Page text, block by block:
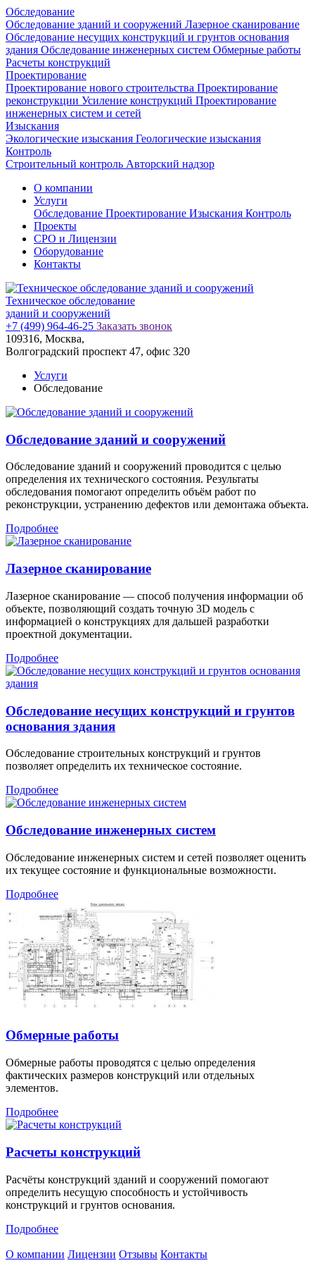
Обследование
Обследование зданий и сооружений Лазерное сканирование
Обследование несущих конструкций и грунтов основания
здания Обследование инженерных систем Обмерные работы
Расчеты конструкций
Проектирование
Проектирование нового строительства Проектирование
реконструкции Усиление конструкций Проектирование
инженерных систем и сетей
Изыскания
Экологические изыскания Геологические изыскания
Контроль
Строительный контроль Авторский надзор
О компании
Услуги
Обследование Проектирование Изыскания Контроль
Проекты
СРО и Лицензии
Оборудование
Контакты
Техническое обследование
зданий и сооружений
+7 (499) 964-46-25 Заказать звонок
109316, Москва,
Волгоградский проспект 47, офис 320
Услуги
Обследование
Обследование зданий и сооружений
Обследование зданий и сооружений проводится с целью
определения их технического состояния. Результаты
обследования помогают определить объём работ по
реконструкции, устранению дефектов или демонтажа объекта.
Подробнее
Лазерное сканирование
Лазерное сканирование — способ получения информации об
объекте, позволяющий создать точную 3D модель с
информацией о конструкциях для дальшей разработки
проектной документации.
Подробнее
Обследование несущих конструкций и грунтов
основания здания
Обследование строительных конструкций и грунтов
позволяет определить их техническое состояние.
Подробнее
Обследование инженерных систем
Обследование инженерных систем и сетей позволяет оценить
их текущее состояние и функциональные возможности.
Подробнее
Обмерные работы
Обмерные работы проводятся с целью определения
фактических размеров конструкций или отдельных
элементов.
Подробнее
Расчеты конструкций
Расчёты конструкций зданий и сооружений помогают
определить несущую способность и устойчивость
конструкций и грунтов основания.
Подробнее
О компании Лицензии Отзывы Контакты